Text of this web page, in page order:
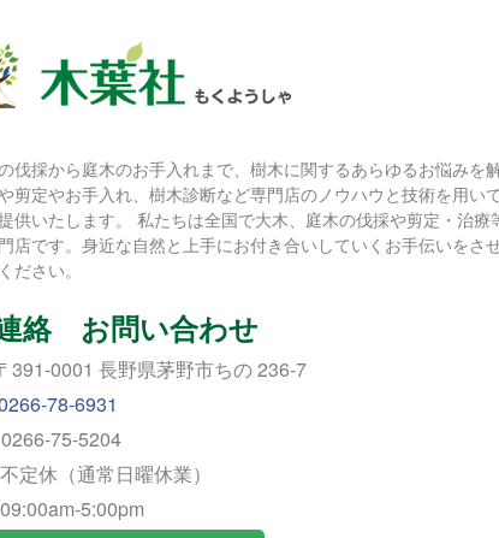
伐採から庭木のお手入れまで、樹木に関するあらゆるお悩みを
剪定やお手入れ、樹木診断など専門店のノウハウと技術を用い
供いたします。 私たちは全国で大木、庭木の伐採や剪定・治
店です。身近な自然と上手にお付き合いしていくお手伝いをさ
ださい。
絡 お問い合わせ
391-0001 長野県茅野市ちの 236-7
78-6931
0266-75-5204
不定休（通常日曜休業）
09:00am-5:00pm